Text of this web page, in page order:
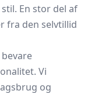
En stor del af
fra den selvtillid
Vi
og